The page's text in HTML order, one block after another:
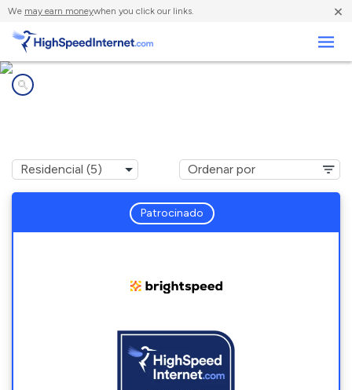
We may earn moneywhen you click our links. ×
Patrocinado